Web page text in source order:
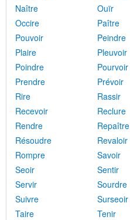
Naître
Ouïr
Occire
Paître
Pouvoir
Peindre
Plaire
Pleuvoir
Poindre
Pourvoir
Prendre
Prévoir
Rire
Rassir
Recevoir
Reclure
Rendre
Repaître
Résoudre
Revaloir
Rompre
Savoir
Seoir
Sentir
Servir
Sourdre
Suivre
Surseoir
Taire
Tenir